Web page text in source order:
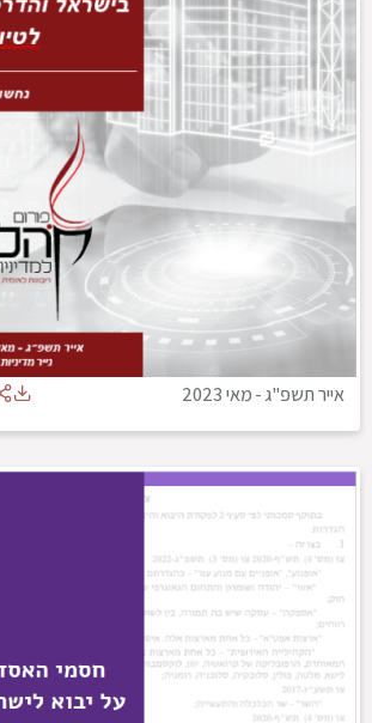
אייר תשפ"ג-מאי 2023